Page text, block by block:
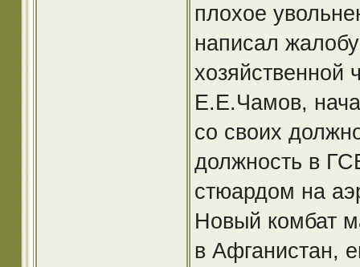
плохое
написал
Е.Е.Чамов,
со своих
должность в
стюардом на
Новый комбат
в Афганистан,